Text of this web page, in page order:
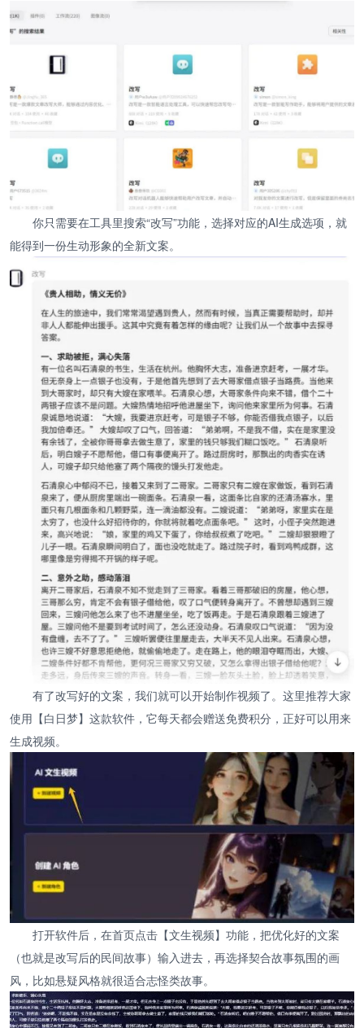
你只需要在工具里搜索“改写”功能，选择对应的AI生成选项，就
能得到一份生动形象的全新文案。
有了改写好的文案，我们就可以开始制作视频了。这里推荐大家
使用【白日梦】这款软件，它每天都会赠送免费积分，正好可以用来
生成视频。
打开软件后，在首页点击【文生视频】功能，把优化好的文案
（也就是改写后的民间故事）输入进去，再选择契合故事氛围的画
风，比如悬疑风格就很适合志怪类故事。